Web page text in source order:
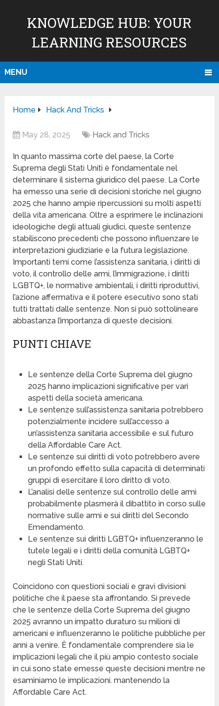
KNOWLEDGE HUB: YOUR
LEARNING RESOURCES
MENU
Home Hack And Tricks
May 28, 2025 Hack and Tricks
In quanto massima corte del paese, la Corte
Suprema degli Stati Uniti è fondamentale nel
determinare il sistema giuridico del paese. La Corte
ha emesso una serie di decisioni storiche nel giugno
2025 che hanno ampie ripercussioni su molti aspetti
della vita americana. Oltre a esprimere le inclinazioni
ideologiche degli attuali giudici, queste sentenze
stabiliscono precedenti che possono influenzare le
interpretazioni giudiziarie e la futura legislazione.
Importanti temi come l’assistenza sanitaria, i diritti di
voto, il controllo delle armi, l’immigrazione, i diritti
LGBTQ+, le normative ambientali, i diritti riproduttivi,
l’azione affermativa e il potere esecutivo sono stati
tutti trattati dalle sentenze. Non si può sottolineare
abbastanza l’importanza di queste decisioni.
PUNTI CHIAVE
Le sentenze della Corte Suprema del giugno
2025 hanno implicazioni significative per vari
aspetti della società americana.
Le sentenze sull’assistenza sanitaria potrebbero
potenzialmente incidere sull’accesso a
un’assistenza sanitaria accessibile e sul futuro
della Affordable Care Act.
Le sentenze sui diritti di voto potrebbero avere
un profondo effetto sulla capacità di determinati
gruppi di esercitare il loro diritto di voto.
L’analisi delle sentenze sul controllo delle armi
probabilmente plasmerà il dibattito in corso sulle
normative sulle armi e sui diritti del Secondo
Emendamento.
Le sentenze sui diritti LGBTQ+ influenzeranno le
tutele legali e i diritti della comunità LGBTQ+
negli Stati Uniti.
Coincidono con questioni sociali e gravi divisioni
politiche che il paese sta affrontando. Si prevede
che le sentenze della Corte Suprema del giugno
2025 avranno un impatto duraturo su milioni di
americani e influenzeranno le politiche pubbliche per
anni a venire. È fondamentale comprendere sia le
implicazioni legali che il più ampio contesto sociale
in cui sono state emesse queste decisioni mentre ne
esaminiamo le implicazioni. mantenendo la
Affordable Care Act.